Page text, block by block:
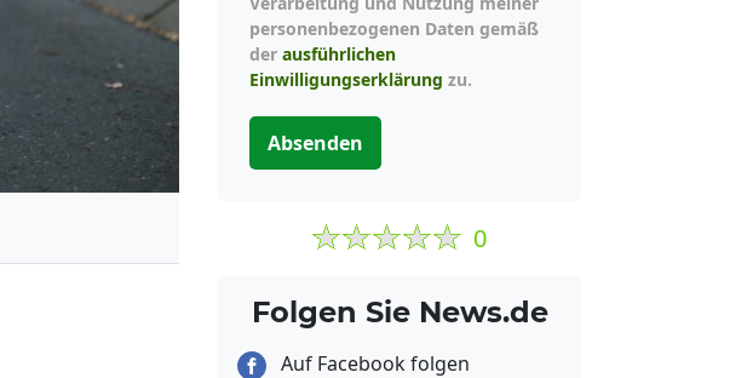
personenbezogenen Daten gemäß
der ausführlichen
Einwilligungserklärung zu.
Absenden
0
Folgen Sie News.de
Auf Facebook folgen